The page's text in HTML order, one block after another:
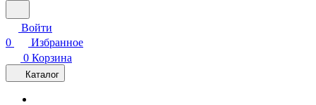
Войти
0
Избранное
0 Корзина
Каталог